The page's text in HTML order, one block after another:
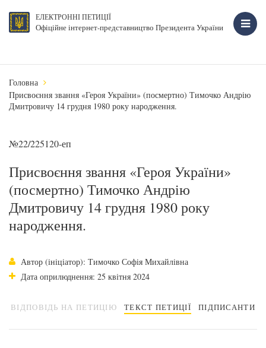
ЕЛЕКТРОННІ ПЕТИЦІЇ
Офіційне інтернет-представництво Президента України
Головна
Присвоєння звання «Героя України» (посмертно) Тимочко Андрію
Дмитровичу 14 грудня 1980 року народження.
№22/225120-еп
Присвоєння звання «Героя України»
(посмертно) Тимочко Андрію
Дмитровичу 14 грудня 1980 року
народження.
Автор (ініціатор): Тимочко Софія Михайлівна
Дата оприлюднення: 25 квітня 2024
ВІДПОВІДЬ НА ПЕТИЦІЮ ТЕКСТ ПЕТИЦІЇ ПІДПИСАНТИ